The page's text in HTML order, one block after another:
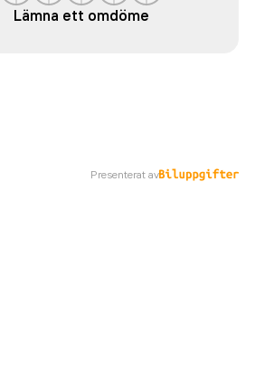
Lämna ett omdöme
Presenterat av